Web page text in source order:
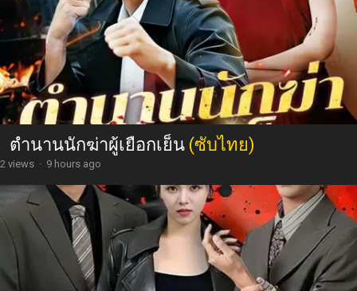
ตำนานนักฆ่าผู้เยือกเย็น (ซับไทย)
2 views · 9 hours ago